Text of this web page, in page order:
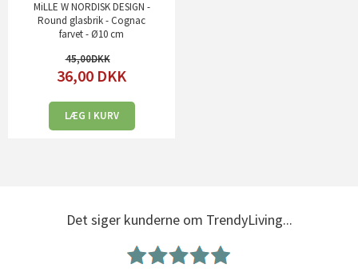
MiLLE W NORDISK DESIGN -
Round glasbrik - Cognac
farvet - Ø10 cm
45,00
36,00 DKK
LÆG I KURV
Det siger kunderne om TrendyLiving...